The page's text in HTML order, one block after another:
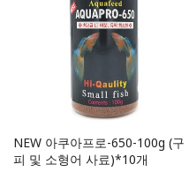
NEW 아쿠아프로-650-100g (구
피 및 소형어 사료)*10개